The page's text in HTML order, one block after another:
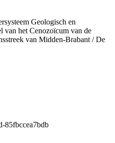
Geologisch en
van het Cenozoïcum van de
van Midden-Brabant / De
85fbccea7bdb